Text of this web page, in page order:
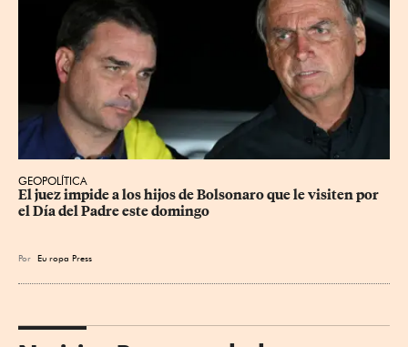
GEOPOLÍTICA
El juez impide a los hijos de Bolsonaro que le visiten por
el Día del Padre este domingo
Por Eu ropa Press